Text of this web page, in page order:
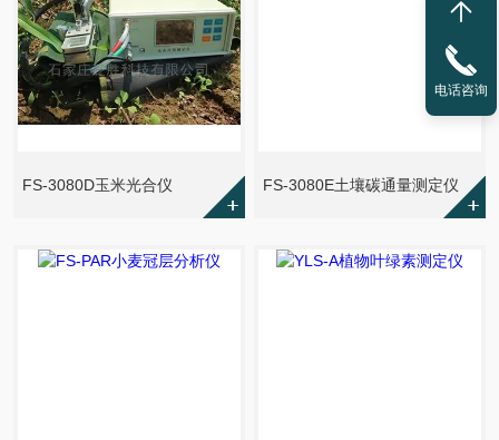
FS-3080D玉米光合仪 FS-3080E土壤碳通量测定仪
电话咨询